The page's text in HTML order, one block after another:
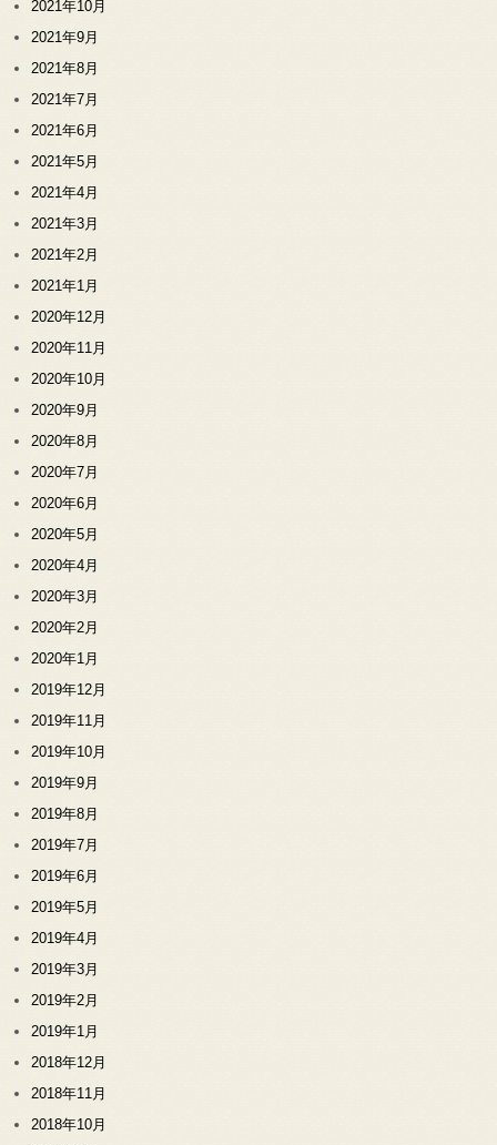
2021年10月
2021年9月
2021年8月
2021年7月
2021年6月
2021年5月
2021年4月
2021年3月
2021年2月
2021年1月
2020年12月
2020年11月
2020年10月
2020年9月
2020年8月
2020年7月
2020年6月
2020年5月
2020年4月
2020年3月
2020年2月
2020年1月
2019年12月
2019年11月
2019年10月
2019年9月
2019年8月
2019年7月
2019年6月
2019年5月
2019年4月
2019年3月
2019年2月
2019年1月
2018年12月
2018年11月
2018年10月